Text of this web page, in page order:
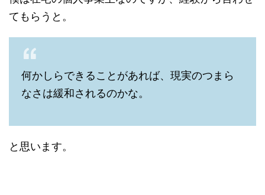
てもらうと。
何かしらできることがあれば、現実のつまら
なさは緩和されるのかな。
と思います。